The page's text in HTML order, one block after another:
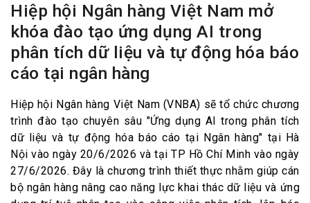
Hiệp hội Ngân hàng Việt Nam mở
khóa đào tạo ứng dụng AI trong
phân tích dữ liệu và tự động hóa báo
cáo tại ngân hàng
Hiệp hội Ngân hàng Việt Nam (VNBA) sẽ tổ chức chương
trình đào tạo chuyên sâu "Ứng dụng AI trong phân tích
dữ liệu và tự động hóa báo cáo tại Ngân hàng" tại Hà
Nội vào ngày 20/6/2026 và tại TP Hồ Chí Minh vào ngày
27/6/2026. Đây là chương trình thiết thực nhằm giúp cán
bộ ngân hàng nâng cao năng lực khai thác dữ liệu và ứng